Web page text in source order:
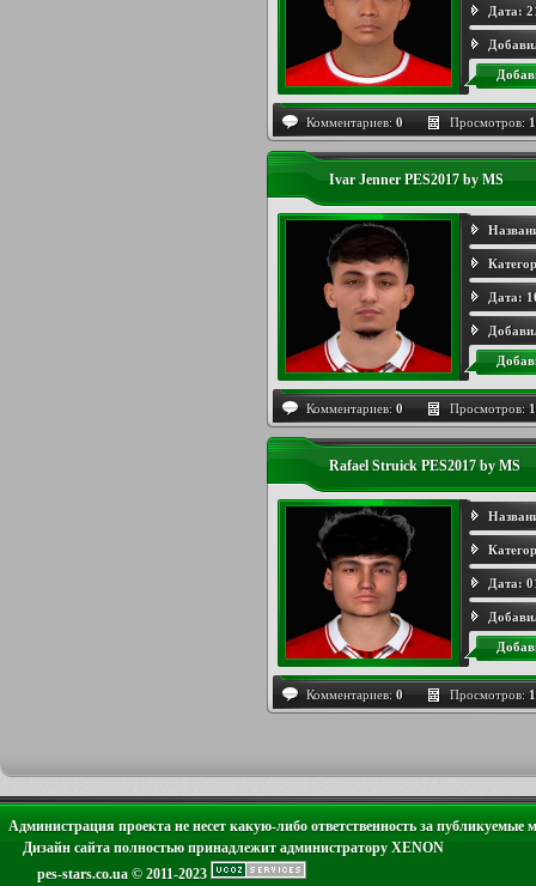
Дата:
Комментариев: 0 Просмотров:
Ivar Jenner PES2017 by MS
Дата:
Комментариев: 0 Просмотров:
Rafael Struick PES2017 by MS
Дата:
Комментариев: 0 Просмотров:
Администрация проекта не несет какую-либо ответственность за публикуемые
Дизайн сайта полностью принадлежит администратору XENON
pes-stars.co.ua © 2011-2023